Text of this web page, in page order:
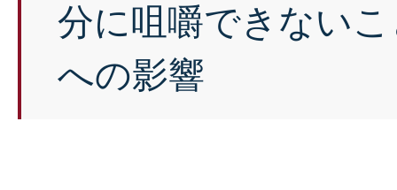
分に咀嚼できない
への影響